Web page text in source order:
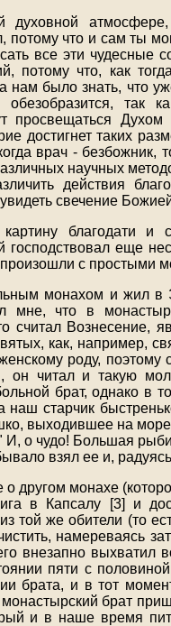
духовной
что и сам ты
все эти чудесные
потому что, как
нам было знать, что
обезобразится, так
просвещаться
достигнет таких
врач - безбожник,
научных
действия
свечение
благодати и
господствовал еще
с простыми
монахом и жил в
мне, что в
считал Вознесение,
как, например,
роду, поэтому
он читал и такую
брат, однако в
наш старчик
выходившее на
И, о чудо! Большая
взял ее и,
о другом монахе
в Капсалу [3] и
той же обители (то
намереваясь
внезапно выхватил
пяти с
брата, и в тот
брат
и в наше время